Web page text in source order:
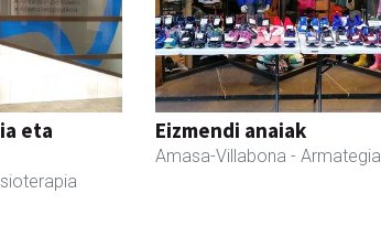
eta
Eizmendi anaiak
Amasa-Villabona - Armategia